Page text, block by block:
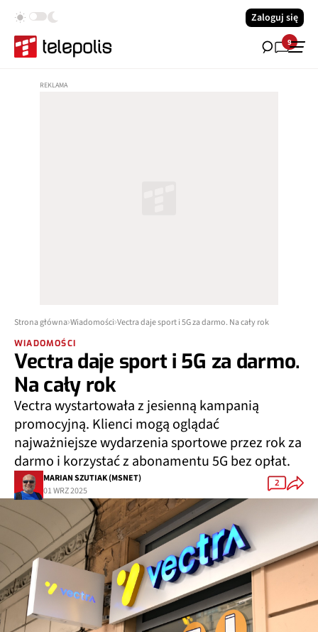
Zaloguj się
9
Strona główna Wiadomości Vectra daje sport i 5G za darmo. Na cały rok
WIADOMOŚCI
Vectra daje sport i 5G za darmo.
Na cały rok
Vectra wystartowała z jesienną kampanią
promocyjną. Klienci mogą oglądać
najważniejsze wydarzenia sportowe przez rok za
darmo i korzystać z abonamentu 5G bez opłat.
MARIAN SZUTIAK (MSNET)
01 WRZ 2025
2